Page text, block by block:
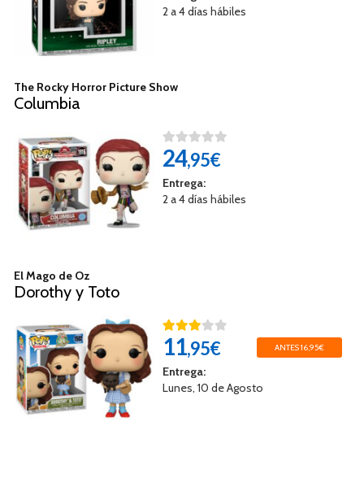
2 a 4 días hábiles
The Rocky Horror Picture Show
Columbia
24,95€
Entrega:
2 a 4 días hábiles
El Mago de Oz
Dorothy y Toto
11,95€ ANTES 16,95€
Entrega:
Lunes, 10 de Agosto